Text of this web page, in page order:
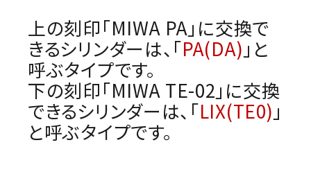
上の刻印「MIWA PA」に交換で
きるシリンダーは、「PA(DA) 」と
呼ぶタイプです。
下の刻印「MIWA TE-02」に交換
できるシリンダーは、「LIX(TE0) 」
と呼ぶタイプです。